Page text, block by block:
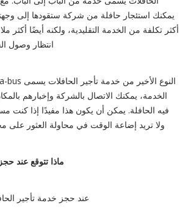
يمكنك استئجار حافلة من شركة ستقودها إلى
أكثر تكلفة من الخدمة التقليدية، ولكنه أيضًا أكثر
انتظار وصول
الخدمة، يمكنك الاتصال بالشركة وإخبارهم
فيه الحافلة. يمكن أن يكون هذا مفيدًا إذا كنت
ولا تريد إضاعة الوقت في محاولة العثور على
ماذا تتوقع عند
عند حجز خدمة تأجير